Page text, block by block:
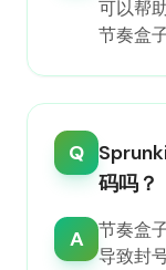
可以帮
节奏盒
Q
码吗？
A
节奏盒
导致封